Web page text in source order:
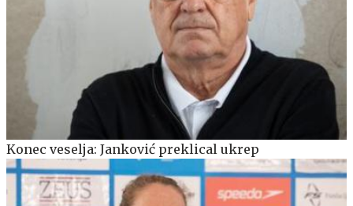
Konec veselja: Janković preklical ukrep